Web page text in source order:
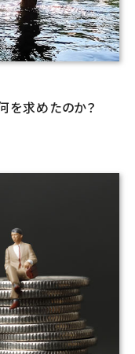
を求めたのか？